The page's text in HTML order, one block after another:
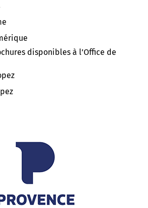
disponibles à l’Office de